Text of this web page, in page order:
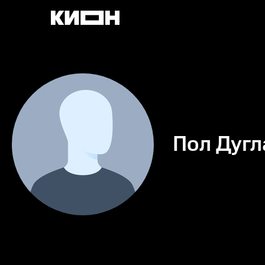
Пол